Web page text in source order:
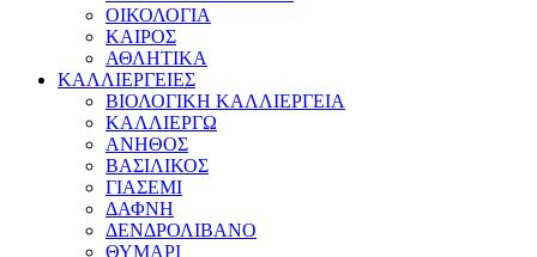
ΟΙΚΟΛΟΓΙΑ
ΚΑΙΡΟΣ
ΑΘΛΗΤΙΚΑ
ΚΑΛΛΙΕΡΓΕΙΕΣ
ΒΙΟΛΟΓΙΚΗ ΚΑΛΛΙΕΡΓΕΙΑ
ΚΑΛΛΙΕΡΓΩ
ΑΝΗΘΟΣ
ΒΑΣΙΛΙΚΟΣ
ΓΙΑΣΕΜΙ
ΔΑΦΝΗ
ΔΕΝΔΡΟΛΙΒΑΝΟ
ΘΥΜΑΡΙ